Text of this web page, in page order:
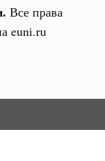
Все права
euni.ru